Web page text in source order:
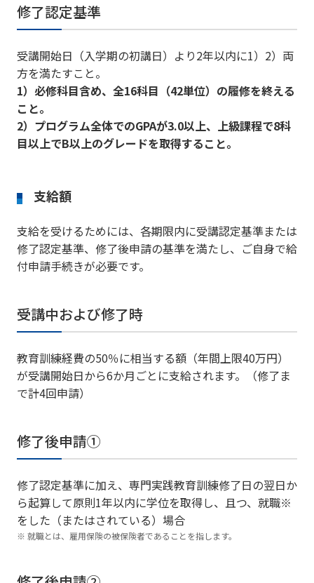
修了認定基準
受講開始日（入学期の初講日）より2年以内に1）2）両
方を満たすこと。
1）必修科目含め、全16科目（42単位）の履修を終える
こと。
2）プログラム全体でのGPAが3.0以上、上級課程で8科
目以上でB以上のグレードを取得すること。
支給額
支給を受けるためには、各期限内に受講認定基準または
修了認定基準、修了後申請の基準を満たし、ご自身で給
付申請手続きが必要です。
受講中および修了時
教育訓練経費の50％に相当する額（年間上限40万円）
が受講開始日から6か月ごとに支給されます。（修了ま
で計4回申請）
修了後申請①
修了認定基準に加え、専門実践教育訓練修了日の翌日か
ら起算して原則1年以内に学位を取得し、且つ、就職※
をした（またはされている）場合
就職とは、雇用保険の被保険者であることを指します。